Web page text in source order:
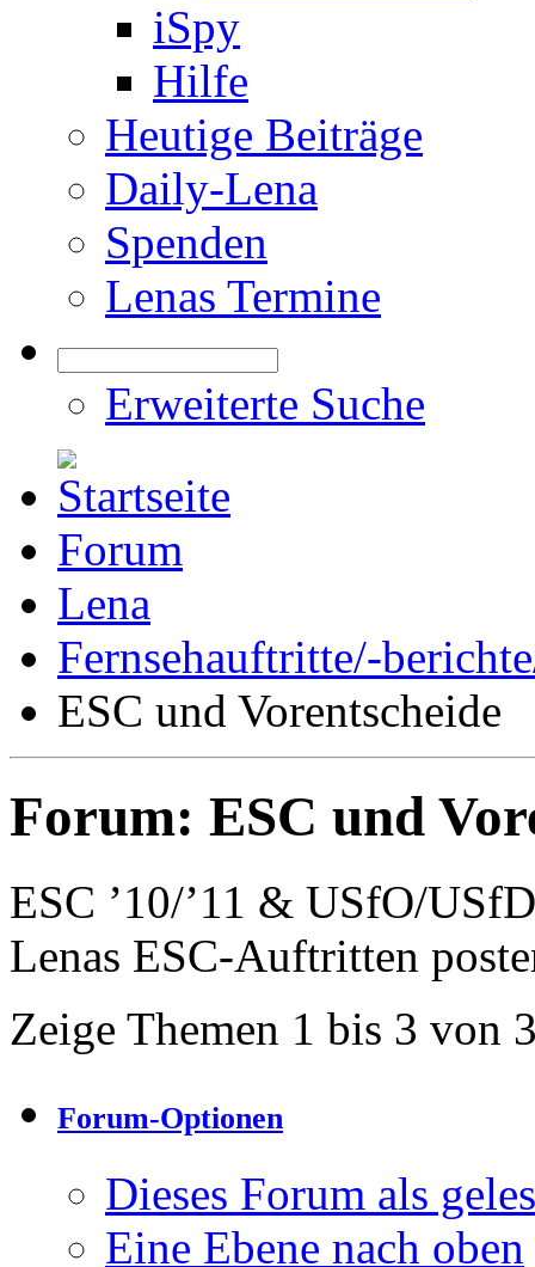
iSpy
Hilfe
Heutige Beiträge
Daily-Lena
Spenden
Lenas Termine
Erweiterte Suche
Forum
Lena
Fernsehauftritte/-
ESC und Vorentscheide
Forum: ESC und
ESC ’10/’11 & USfO/
Lenas ESC-Auftritten
Zeige Themen 1 bis 3 von
Forum-Optionen
Dieses Forum als
Eine Ebene nach oben